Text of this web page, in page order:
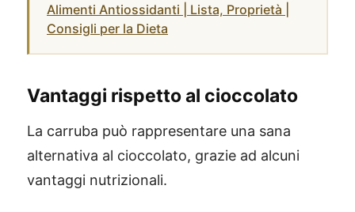
Alimenti Antiossidanti | Lista, Proprietà |
Consigli per la Dieta
Vantaggi rispetto al cioccolato
La carruba può rappresentare una sana
alternativa al cioccolato, grazie ad alcuni
vantaggi nutrizionali.